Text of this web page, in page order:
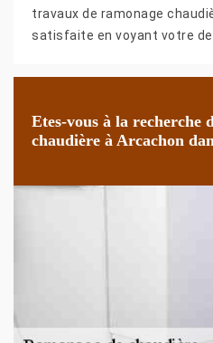
travaux de ramonage
satisfaite en voyant votre
Etes-vous à la recherche
chaudière à Arcachon